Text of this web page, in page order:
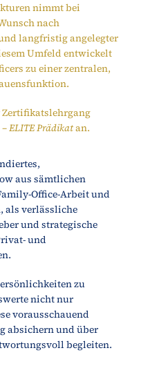
nimmt bei
nach
langfristig angelegter
Umfeld entwickelt
zu einer zentralen,
ELITEPrädikatan.
aus sämtlichen
Office-Arbeit und
als verlässliche
und strategische
und
zu
nicht nur
vorausschauend
absichern und über
begleiten.